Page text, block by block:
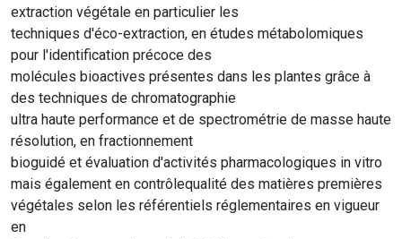
extraction végétale en particulier les
techniques d'éco-extraction, en études métabolomiques
pour l'identification précoce des
molécules bioactives présentes dans les plantes grâce à
des techniques de chromatographie
ultra haute performance et de spectrométrie de masse haute
résolution, en fractionnement
bioguidé et évaluation d'activités pharmacologiques in vitro
mais également en contrôlequalité des matières premières
végétales selon les référentiels réglementaires en vigueur
en